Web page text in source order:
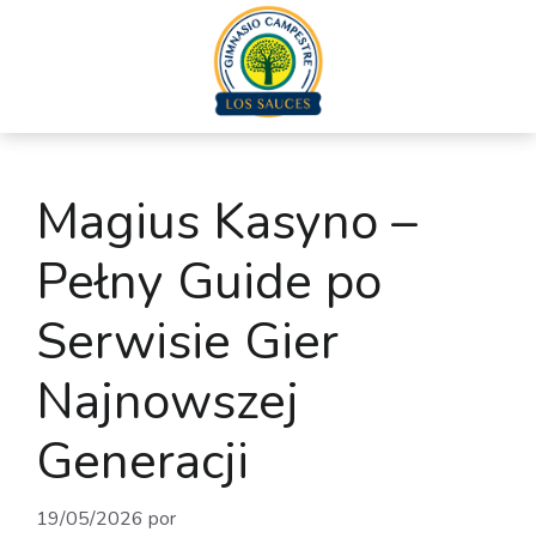
Magius Kasyno –
Pełny Guide po
Serwisie Gier
Najnowszej
Generacji
19/05/2026 por